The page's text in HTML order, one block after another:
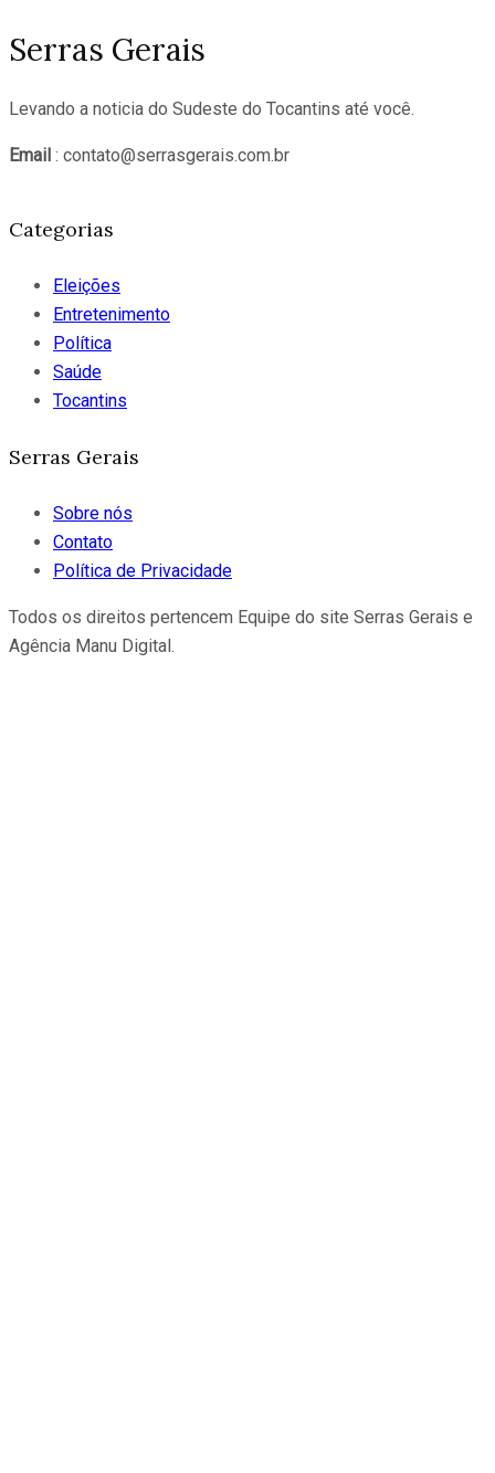
Serras Gerais
Levando a noticia do Sudeste do Tocantins até você.
Email : contato@serrasgerais.com.br
Categorias
Eleições
Entretenimento
Política
Saúde
Tocantins
Serras Gerais
Sobre nós
Contato
Política de Privacidade
Todos os direitos pertencem Equipe do site Serras Gerais e
Agência Manu Digital.